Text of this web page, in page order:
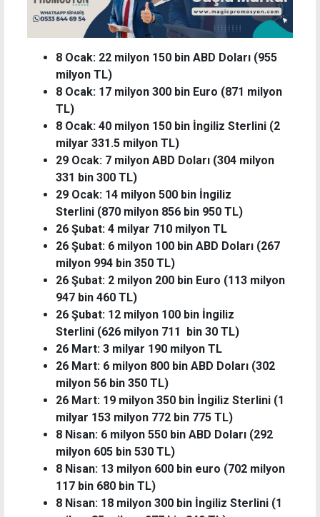
8 Ocak: 22 milyon 150 bin ABD Doları (955
milyon TL)
8 Ocak: 17 milyon 300 bin Euro (871 milyon
TL)
8 Ocak: 40 milyon 150 bin İngiliz Sterlini (2
milyar 331.5 milyon TL)
29 Ocak: 7 milyon ABD Doları (304 milyon
331 bin 300 TL)
29 Ocak: 14 milyon 500 bin İngiliz
Sterlini (870 milyon 856 bin 950 TL)
26 Şubat: 4 milyar 710 milyon TL
26 Şubat: 6 milyon 100 bin ABD Doları (267
milyon 994 bin 350 TL)
26 Şubat: 2 milyon 200 bin Euro (113 milyon
947 bin 460 TL)
26 Şubat: 12 milyon 100 bin İngiliz
Sterlini (626 milyon 711 bin 30 TL)
26 Mart: 3 milyar 190 milyon TL
26 Mart: 6 milyon 800 bin ABD Doları (302
milyon 56 bin 350 TL)
26 Mart: 19 milyon 350 bin İngiliz Sterlini (1
milyar 153 milyon 772 bin 775 TL)
8 Nisan: 6 milyon 550 bin ABD Doları (292
milyon 605 bin 530 TL)
8 Nisan: 13 milyon 600 bin euro (702 milyon
117 bin 680 bin TL)
8 Nisan: 18 milyon 300 bin İngiliz Sterlini (1